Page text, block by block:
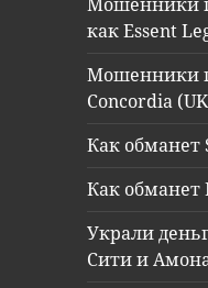
как Essent
Мошенники
Concordia
Как обманет
Как
Украли
Сити и